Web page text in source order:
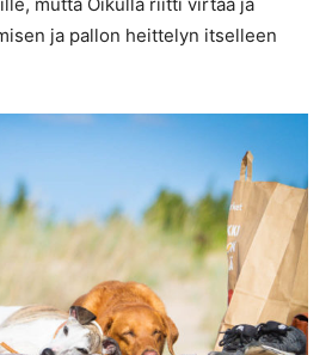
mutta Oikulla riitti virtaa ja
ja pallon heittelyn itselleen